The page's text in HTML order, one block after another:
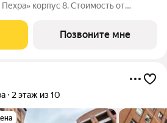
корпус 8. Стоимость от
комплекс «Гранель Пехра»
Позвоните мне
2 этаж из 10